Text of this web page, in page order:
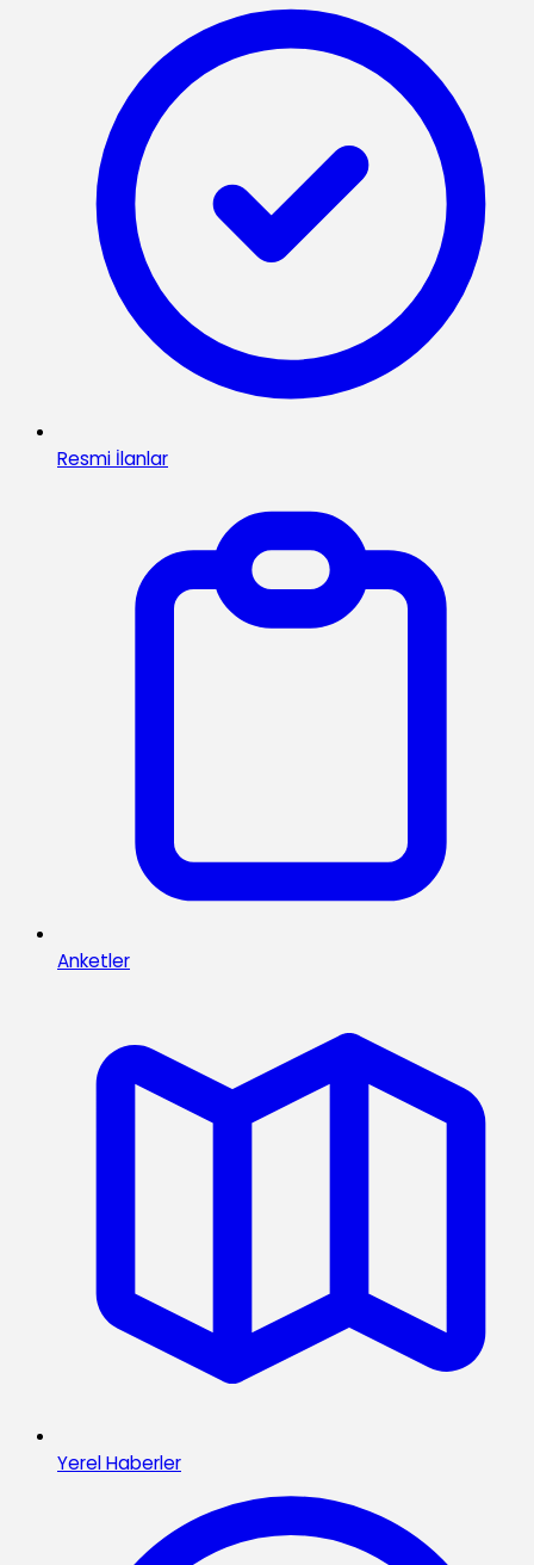
Resmi İlanlar
Anketler
Yerel Haberler